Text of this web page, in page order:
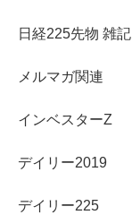
日経225先物 雑記
メルマガ関連
インベスターZ
デイリー2019
デイリー225